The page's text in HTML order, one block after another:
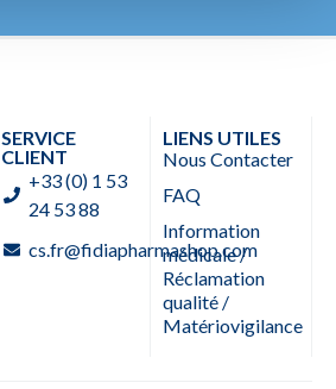
SERVICE
CLIENT
+33 (0) 1 53
24 53 88
cs.fr@fidiapharmashop.com
LIENS UTILES
Nous Contacter
FAQ
Information
médicale /
Réclamation
qualité /
Matériovigilance